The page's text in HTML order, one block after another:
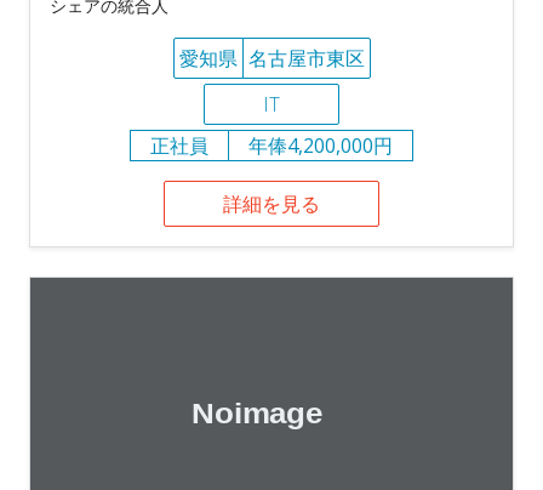
シェアの統合人
愛知県 名古屋市東区
IT
正社員
年俸4,200,000円
詳細を見る